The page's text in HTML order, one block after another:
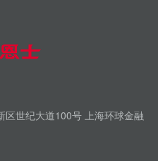
区世纪大道100号 上海环球金融